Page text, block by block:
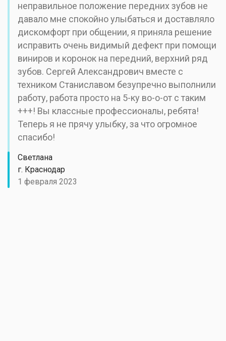
неправильное положение передних зубов не
давало мне спокойно улыбаться и доставляло
дискомфорт при общении, я приняла решение
исправить очень видимый дефект при помощи
виниров и коронок на передний, верхний ряд
зубов. Сергей Александрович вместе с
техником Станиславом безупречно выполнили
работу, работа просто на 5-ку во-о-от с таким
+++! Вы классные профессионалы, ребята!
Теперь я не прячу улыбку, за что огромное
спасибо!
Светлана
г. Краснодар
1 февраля 2023